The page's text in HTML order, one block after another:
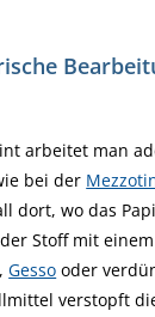
arbeitet man
bei der
dort, wo das
Stoff mit
Gesso oder
verstopft